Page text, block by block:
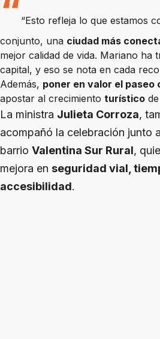
“Esto refleja lo que estamos
conjunto, una ciudad más
mejor calidad de vida. Mariano ha
capital, y eso se nota en cada
Además, poner en valor el paseo
apostar al crecimiento turístico
La ministra Julieta Corroza,
acompañó la celebración junto
barrio Valentina Sur Rural,
mejora en seguridad vial,
accesibilidad.